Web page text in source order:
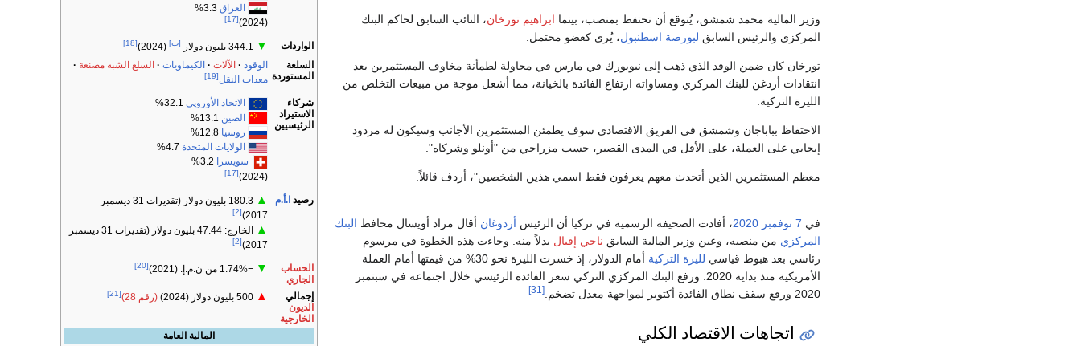
العراق
(2024)
[17]
الواردات ▼ [ب] (2024)
[18]
السلعة
المستوردة
الوقود الآلات الكيماويات
السلع الشبه مصنعة
معدات النقل[19]
شركاء
الاستيراد
الرئيسيين
الاتحاد الأوروپي
الصين
روسيا
الولايات المتحدة
سويسرا
(2024)
[17]
رصيد ا.أ.م ▲
180.3 بليون دولار (تقديرات 31 ديسمبر
2017)
[2]
▲
الخارج: 47.44 بليون دولار (تقديرات 31 ديسمبر
2017)
[2]
الحساب
الجاري
▼ −1.74% من ن.م.إ. (2021) [20]
إجمالي
الديون
الخارجية
▲ (رقم 28) [21]
المالية العامة
وزير المالية محمد شمشق، يُتوقع أن تحتفظ بمنصب، بينما ابراهيم تورخان، النائب السابق لحاكم البنك
المركزي والرئيس السابق لبورصة اسطنبول، يُرى كعضو محتمل.
تورخان كان ضمن الوفد الذي ذهب إلى نيويورك في مارس في محاولة لطمأنة مخاوف المستثمرين بعد
انتقادات أردغن للبنك المركزي ومساواته ارتفاع الفائدة بالخيانة، مما أشعل موجة من مبيعات التخلص من
الليرة التركية.
الاحتفاظ بباباجان وشمشق في الفريق الاقتصادي سوف يطمئن المستثمرين الأجانب وسيكون له مردود
إيجابي على العملة، على الأقل في المدى القصير، حسب مزراحي من "أونلو وشركاه".
معظم المستثمرين الذين أتحدث معهم يعرفون فقط اسمي هذين الشخصين"، أردف قائلاً.
في 7 نوفمبر 2020، أفادت الصحيفة الرسمية في تركيا أن الرئيس أردوغان أقال مراد أويسال محافظ البنك
المركزي من منصبه، وعين وزير المالية السابق ناجي إقبال بدلاً منه. وجاءت هذه الخطوة في مرسوم
رئاسي بعد هبوط قياسي لليرة التركية
أمام الدولار، إذ خسرت الليرة نحو 30% من قيمتها أمام العملة
الأمريكية منذ بداية 2020. ورفع البنك المركزي التركي سعر الفائدة الرئيسي خلال اجتماعه في سبتمبر
2020 ورفع سقف نطاق الفائدة أكتوبر لمواجهة معدل تضخم.
[31]
اتجاهات الاقتصاد الكلي